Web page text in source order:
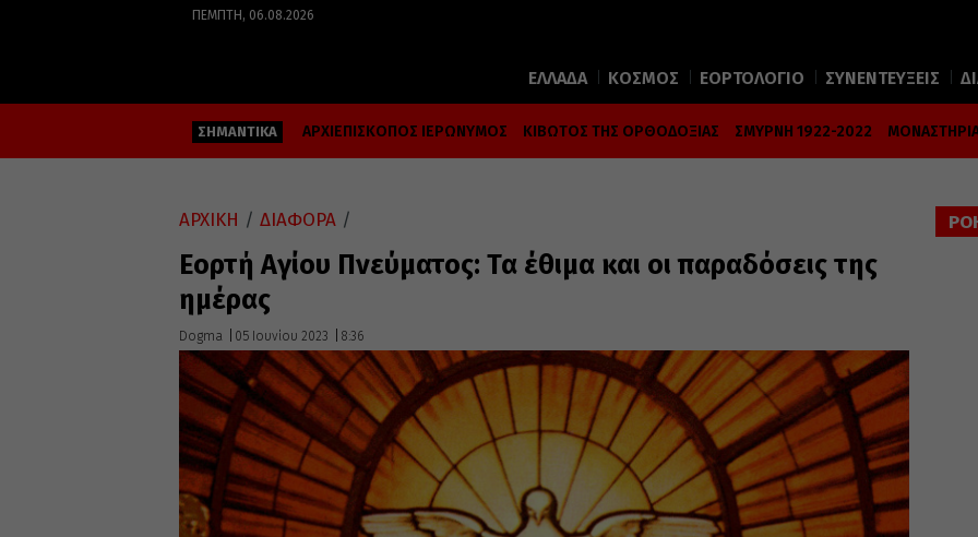
ΠΈΜΠΤΗ, 06.08.2026
ΕΛΛΑΔΑ ΚΟΣΜΟΣ ΕΟΡΤΟΛΟΓΙΟ ΣΥΝΕΝΤΕΥΞΕΙΣ
ΣΗΜΑΝΤΙΚΑ ΑΡΧΙΕΠΙΣΚΟΠΟΣ ΙΕΡΩΝΥΜΟΣ ΚΙΒΩΤΟΣ ΤΗΣ ΟΡΘΟΔΟΞΙΑΣ ΣΜΥΡΝΗ 1922-2022
ΑΡΧΙΚΗ / ΔΙΑΦΟΡΑ /
Εορτή Αγίου Πνεύματος: Τα έθιμα και οι παραδόσεις της
ημέρας
Dogma 05 Ιουνίου 2023 8:36